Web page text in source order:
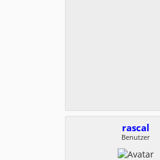
rascal
Benutzer